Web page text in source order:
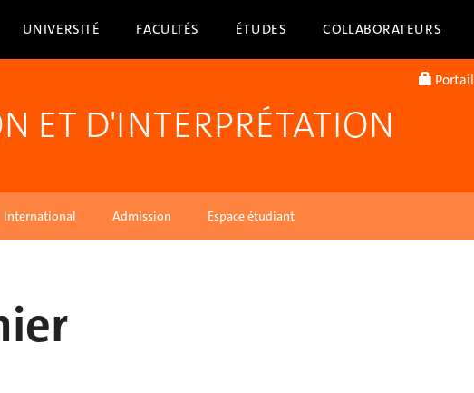
UNIVERSITÉ FACULTÉS ÉTUDES COLLABORATEURS
Portail
ET D'INTERPRÉTATION
International Admission Espace étudiant